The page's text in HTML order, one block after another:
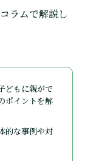
ラムで解説し
どもに親がで
ポイントを解
的な事例や対